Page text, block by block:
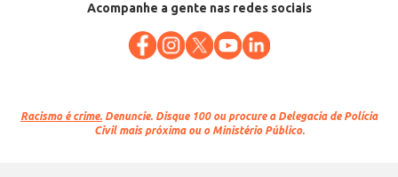
Acompanhe a gente nas redes sociais
Racismo é crime. Denuncie. Disque 100 ou procure a Delegacia de Polícia
Civil mais próxima ou o Ministério Público.